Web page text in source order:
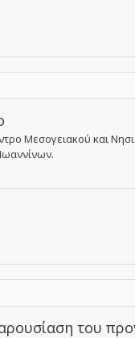
Μεσογειακού και
του